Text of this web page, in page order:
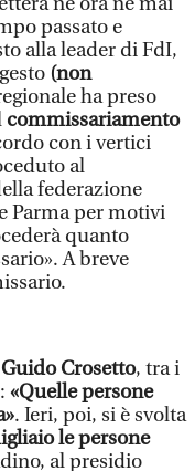
passato e
alla leader di FdI,
(non
ha preso
commissariamento
con i vertici
al
federazione
Parma per motivi
quanto
A breve
Guido Crosetto, tra i
«Quelle persone
. Ieri, poi, si è svolta
le persone
al presidio